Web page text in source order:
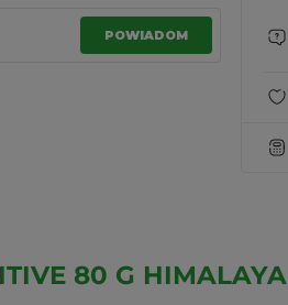
POWIADOM
80 G HIMALAYA